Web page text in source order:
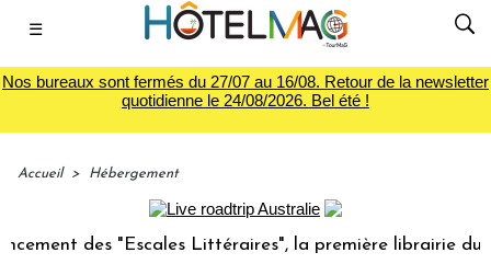
☰
Nos bureaux sont fermés du 27/07 au 16/08. Retour de la newsletter
quotidienne le 24/08/2026. Bel été !
Accueil > Hébergement
des "Escales Littéraires", la première librairie du voyage